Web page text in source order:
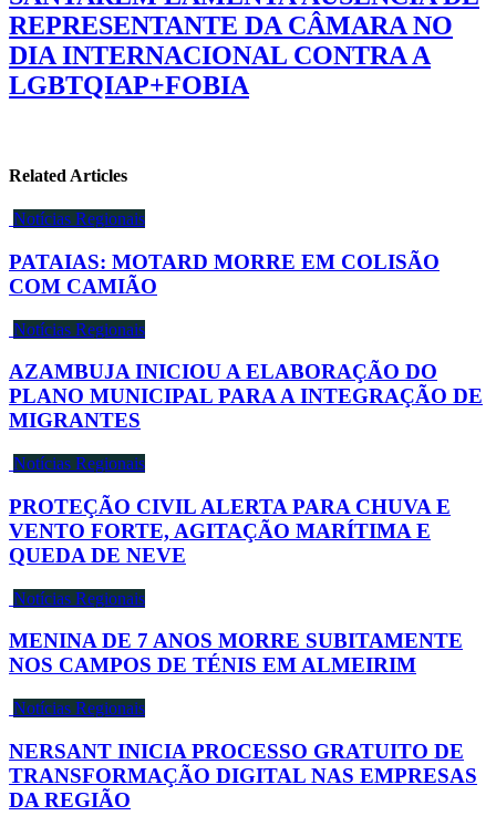
REPRESENTANTE DA CÂMARA NO
DIA INTERNACIONAL CONTRA A
LGBTQIAP+FOBIA
Related Articles
Notícias Regionais
PATAIAS: MOTARD MORRE EM COLISÃO
COM CAMIÃO
Notícias Regionais
AZAMBUJA INICIOU A ELABORAÇÃO DO
PLANO MUNICIPAL PARA A INTEGRAÇÃO DE
MIGRANTES
Notícias Regionais
PROTEÇÃO CIVIL ALERTA PARA CHUVA E
VENTO FORTE, AGITAÇÃO MARÍTIMA E
QUEDA DE NEVE
Notícias Regionais
MENINA DE 7 ANOS MORRE SUBITAMENTE
NOS CAMPOS DE TÉNIS EM ALMEIRIM
Notícias Regionais
NERSANT INICIA PROCESSO GRATUITO DE
TRANSFORMAÇÃO DIGITAL NAS EMPRESAS
DA REGIÃO